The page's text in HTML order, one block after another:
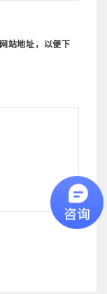
站地址，以便下